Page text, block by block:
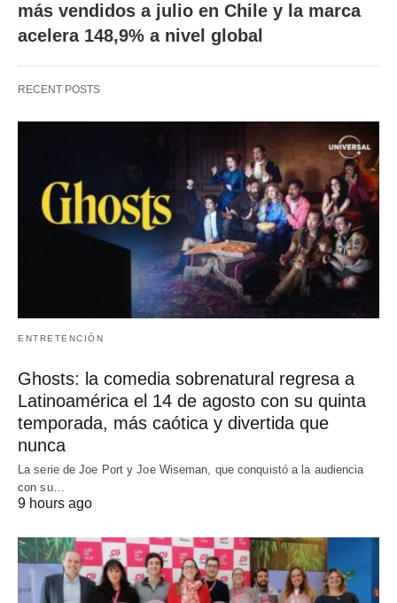
más vendidos a julio en Chile y la marca
acelera 148,9% a nivel global
RECENT POSTS
ENTRETENCIÓN
Ghosts: la comedia sobrenatural regresa a
Latinoamérica el 14 de agosto con su quinta
temporada, más caótica y divertida que
nunca
La serie de Joe Port y Joe Wiseman, que conquistó a la audiencia
con su…
9 hours ago